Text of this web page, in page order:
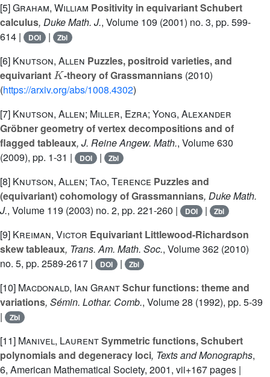
[5]Graham, William Positivity in equivariant Schubert
calculus, Duke Math. J., Volume 109 (2001) no. 3, pp. 599-
614 |
DOI | Zbl
[6] Knutson, Allen Puzzles, positroid varieties, and
equivariant
K
-theory of Grassmannians(2010)
(https://arxiv.org/abs/1008.4302)
[7] Knutson, Allen; Miller, Ezra; Yong, Alexander
Gröbner geometry of vertex decompositions and of
flagged tableaux, J. Reine Angew. Math., Volume 630
(2009), pp. 1-31 |
DOI | Zbl
[8] Knutson, Allen; Tao, Terence Puzzles and
(equivariant) cohomology of Grassmannians, Duke Math.
J., Volume 119 (2003) no. 2, pp. 221-260 | DOI | Zbl
[9] Kreiman, Victor Equivariant Littlewood-Richardson
skew tableaux, Trans. Am. Math. Soc., Volume 362 (2010)
no. 5, pp. 2589-2617 |
DOI | Zbl
[10] Macdonald, Ian GrantSchur functions: theme and
variations, Sémin. Lothar. Comb., Volume 28 (1992), pp. 5-39
|
Zbl
[11] Manivel, LaurentSymmetric functions, Schubert
polynomials and degeneracy loci, Texts and Monographs,
6, American Mathematical Society, 2001, vii+167 pages |